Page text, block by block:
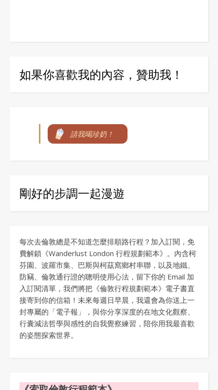
如果你喜歡我的內容，贊助我！
請我喝珍奶！
剛好的步調一起漫遊
每次去倫敦總是不知道怎麼排順路行程？加入訂閱，免
費解鎖《Wanderlust London 行程規劃範本》。內含柯
芬園、波羅市集、巴斯與柯茲窩鄉村串聯，以及地鐵、
防竊、倫敦通行證的聰明使用心法，留下你的 Email 加
入訂閱清單，我們將把《倫敦行程規劃範本》電子書直
接寄到你的信箱！未來每週日早晨，我還會為你送上一
封專屬的「電子報」，與你分享深度的在地文化觀察、
行囊減法哲學與感性的自我覺察練習，陪你用我最喜歡
的姿態探索世界。